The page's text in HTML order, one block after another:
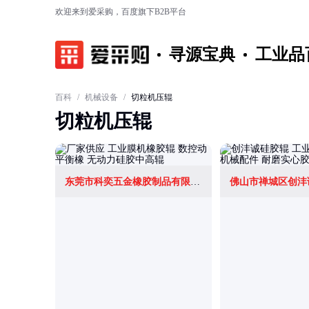
欢迎来到爱采购，百度旗下B2B平台
寻源宝典 工业品
百科 / 机械设备 / 切粒机压辊
切粒机压辊
东莞市科奕五金橡胶制品有限公司 佛山市禅城区创